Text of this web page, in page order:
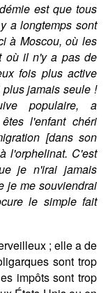
est que tous
a longtemps sont
à Moscou, où les
où il n'y a pas de
fois plus active
jamais seule !
populaire, a
l'enfant chéri
[dans son
l'orphelinat. C'est
je n'irai jamais
je me souviendrai
le simple fait
; elle a de
sont trop
impôts sont trop